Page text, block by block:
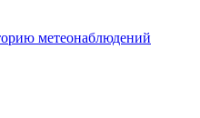
метеонаблюдений